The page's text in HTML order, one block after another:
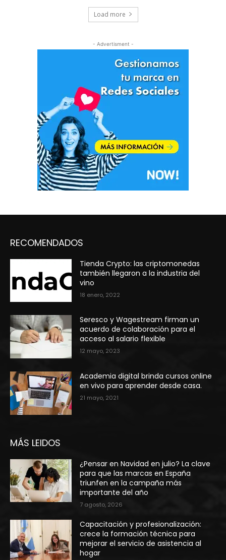
Load more
- Advertisment -
RECOMENDADOS
Tienda Crypto: las criptomonedas
también llegaron a la industria del
vino
18 enero, 2022
Seresco y Wagestream firman un
acuerdo de colaboración para el
acceso al salario flexible
12 mayo, 2023
Academia digital brinda cursos online
en vivo para aprender desde casa.
21 mayo, 2021
MÁS LEIDOS
¿Pensar en Navidad en julio? La clave
para que las marcas en España
triunfen en la campaña más
importante del año
7 agosto, 2026
Capacitación y profesionalización:
crece la formación técnica para
mejorar el servicio de asistencia al
hogar